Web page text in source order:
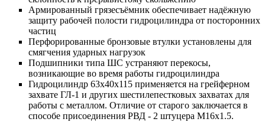
Армированный грязесъёмник обеспечивает надёжную
защиту рабочей полости гидроцилиндра от посторонних
частиц
Перфорированные бронзовые втулки установлены для
смягчения ударных нагрузок
Подшипники типа ШС устраняют перекосы,
возникающие во время работы гидроцилиндра
Гидроцилиндр 63х40х115 применяется на грейферном
захвате ГЛ-1 и других шестилепестковых захватах для
работы с металлом. Отличие от старого заключается в
способе присоединения РВД - 2 штуцера М16х1.5.